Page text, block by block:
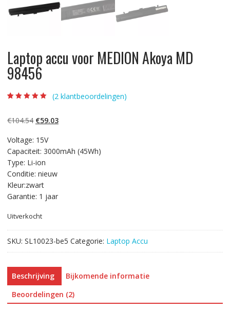
Laptop accu voor MEDION Akoya MD
98456
gebaseerd op
klantbeoordelinge
(2 klantbeoordelingen)
€104.54 Oorspronkelijke
was:
€104.54.
€59.03Huidige
€59.03.
Voltage: 15V
Capaciteit: 3000mAh (45Wh)
Type: Li-ion
Conditie: nieuw
Kleur:zwart
Garantie: 1 jaar
Uitverkocht
SKU: SL10023-be5 Categorie: Laptop Accu
Beschrijving
Bijkomende informatie
Beoordelingen (2)